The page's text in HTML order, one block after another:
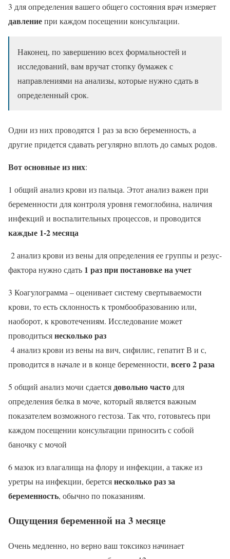
3 для определения вашего общего состояния врач измеряет
давлениепри каждом посещении консультации.
Наконец, по завершению всех формальностей и
исследований, вам вручат стопку бумажек с
направлениями на анализы, которые нужно сдать в
определенный срок.
Одни из них проводятся 1 раз за всю беременность, а
другие придется сдавать регулярно вплоть до самых родов.
Вот основные из них:
1 общий анализ крови из пальца. Этот анализ важен при
беременности для контроля уровня гемоглобина, наличия
инфекций и воспалительных процессов, и проводится
каждые 1-2 месяца
2 анализ крови из вены для определения ее группы и резус-
фактора нужно сдать 1 раз при постановке на учет
3 Коагулограмма – оценивает систему свертываемости
крови, то есть склонность к тромбообразованию или,
наоборот, к кровотечениям. Исследование может
проводитьсянесколько раз
4 анализ крови из вены на вич, сифилис, гепатит В и с,
проводится в начале и в конце беременности, всего 2 раза
5 общий анализ мочи сдается довольно часто для
определения белка в моче, который является важным
показателем возможного гестоза. Так что, готовьтесь при
каждом посещении консультации приносить с собой
баночку с мочой
6 мазок из влагалища на флору и инфекции, а также из
уретры на инфекции, беретсянесколько раз за
беременность, обычно по показаниям.
Ощущения беременной на 3 месяце
Очень медленно, но верно ваш токсикоз начинает